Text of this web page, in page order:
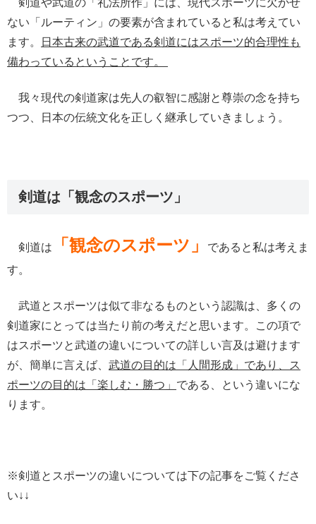
剣道や武道の「礼法所作」には、現代スポーツに欠かせ
ない「ルーティン」の要素が含まれていると私は考えてい
ます。
日本古来の武道である剣道にはスポーツ的合理性も
備わっているということです。
我々現代の剣道家は先人の叡智に感謝と尊崇の念を持ち
つつ、
日本の伝統文化を正しく継承していきましょう。
剣道は「観念のスポーツ」
剣道は 「観念のスポーツ」
であると私は考えま
す。
武道とスポーツは似て非なるものという認識は、多くの
剣道家にとっては当たり前の考えだと思います。この項で
はスポーツと武道の違いについての詳しい言及は避けます
が、簡単に言えば、 武道の目的は「人間形成」であり、ス
ポーツの目的は「楽しむ・勝つ」 である、という違いにな
ります。
※剣道とスポーツの違いについては下の記事をご覧くださ
い↓↓